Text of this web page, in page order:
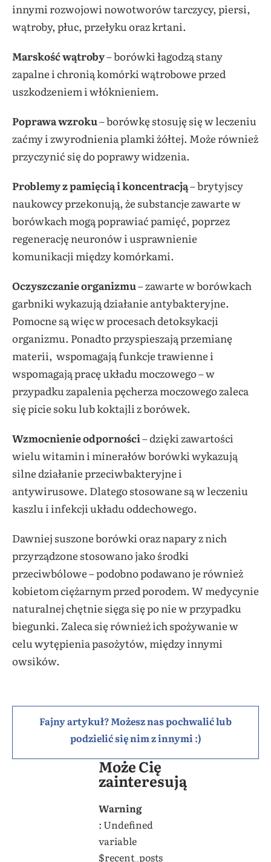
innymi rozwojowi nowotworów tarczycy, piersi,
wątroby, płuc, przełyku oraz krtani.
Marskość wątroby– borówki łagodzą stany
zapalne i chronią komórki wątrobowe przed
uszkodzeniem i włóknieniem.
Poprawa wzroku– borówkę stosuję się w leczeniu
zaćmy i zwyrodnienia plamki żółtej. Może również
przyczynić się do poprawy widzenia.
Problemy z pamięcią i koncentracją– brytyjscy
naukowcy przekonują, że substancje zawarte w
borówkach mogą poprawiać pamięć, poprzez
regenerację neuronów i usprawnienie
komunikacji między komórkami.
Oczyszczanie organizmu– zawarte w borówkach
garbniki wykazują działanie antybakteryjne.
Pomocne są więc w procesach detoksykacji
organizmu. Ponadto przyspieszają przemianę
materii, wspomagają funkcje trawienne i
wspomagają pracę układu moczowego – w
przypadku zapalenia pęcherza moczowego zaleca
się picie soku lub koktajli z borówek.
Wzmocnienie odporności– dzięki zawartości
wielu witamin i minerałów borówki wykazują
silne działanie przeciwbakteryjne i
antywirusowe. Dlatego stosowane są w leczeniu
kaszlu i infekcji układu oddechowego.
Dawniej suszone borówki oraz napary z nich
przyrządzone stosowano jako środki
przeciwbólowe – podobno podawano je również
kobietom ciężarnym przed porodem. W medycynie
naturalnej chętnie sięga się po nie w przypadku
biegunki. Zaleca się również ich spożywanie w
celu wytępienia pasożytów, między innymi
owsików.
Fajny artykuł? Możesz nas pochwalić lub
podzielić się nim z innymi :)
Może Cię
zainteresują
Warning
: Undefined
variable
$recent_posts